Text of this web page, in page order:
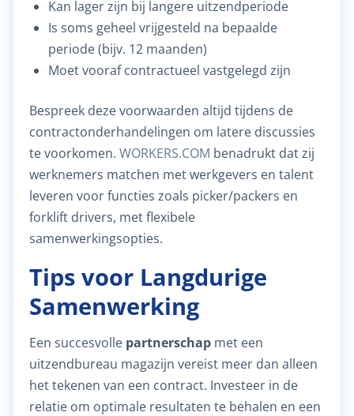
Kan lager zijn bij langere uitzendperiode
Is soms geheel vrijgesteld na bepaalde
periode (bijv. 12 maanden)
Moet vooraf contractueel vastgelegd zijn
Bespreek deze voorwaarden altijd tijdens de
contractonderhandelingen om latere discussies
te voorkomen. WORKERS.COM benadrukt dat zij
werknemers matchen met werkgevers en talent
leveren voor functies zoals picker/packers en
forklift drivers, met flexibele
samenwerkingsopties.
Tips voor Langdurige
Samenwerking
Een succesvolle partnerschap met een
uitzendbureau magazijn vereist meer dan alleen
het tekenen van een contract. Investeer in de
relatie om optimale resultaten te behalen en een